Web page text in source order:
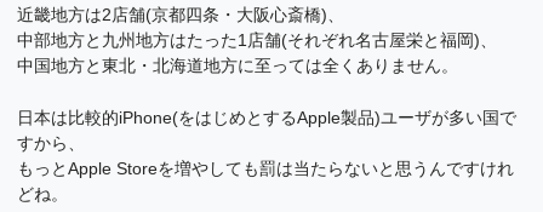
近畿地方は2店舗(京都四条・大阪心斎橋)、
中部地方と九州地方はたった1店舗(それぞれ名古屋栄と福岡)、
中国地方と東北・北海道地方に至っては全くありません。
日本は比較的iPhone(をはじめとするApple製品)ユーザが多い国で
すから、
もっとApple Storeを増やしても罰は当たらないと思うんですけれ
どね。